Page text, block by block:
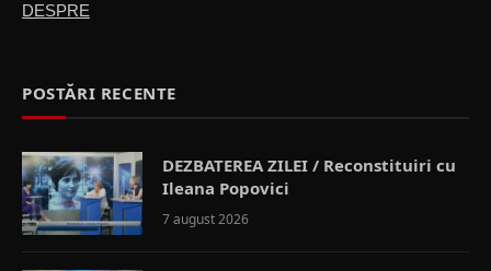
DESPRE
POSTĂRI RECENTE
DEZBATEREA ZILEI / Reconstituiri cu
Ileana Popovici
7 august 2026